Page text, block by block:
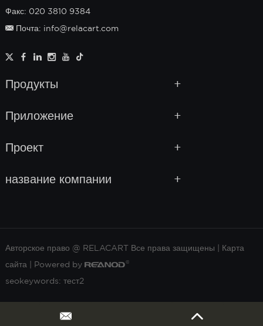
Факс: 020 3810 9384
Почта: info@relacart.com
Продукты
Приложение
Проект
название компании
Авторское право @ RELACART Все права защищены | Карта
сайта | Powered by
seokeywords: тест2